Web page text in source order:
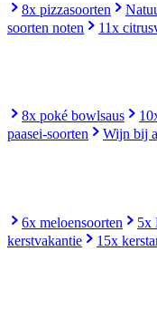
8x pizzasoorten
soorten noten
11x
8x poké bowlsaus
paasei-soorten
Wijn bij
6x meloensoorten 5x
kerstvakantie
15x